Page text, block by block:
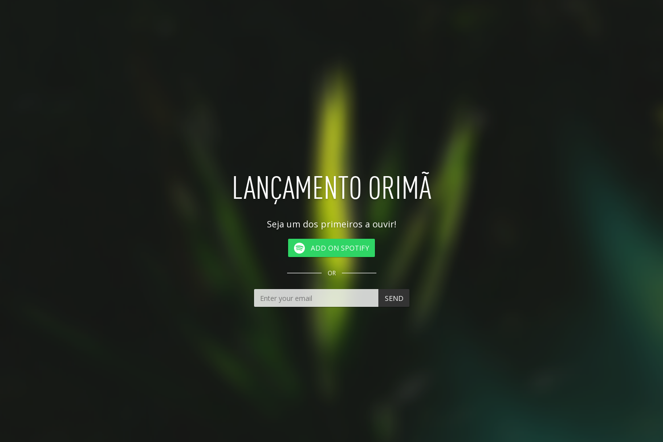
LANÇAMENTO ORIMÃ
Seja um dos primeiros a ouvir!
ADD ON SPOTIFY
OR
SEND